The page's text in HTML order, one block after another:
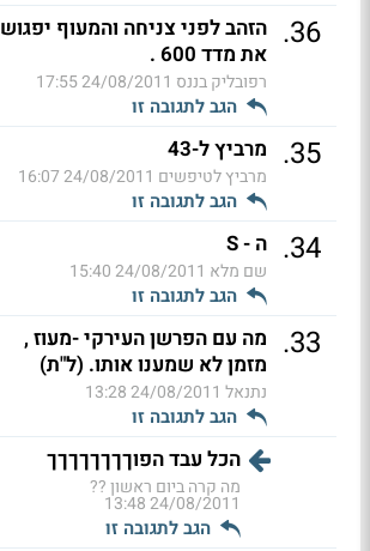
36
. הזהב לפני צניחה והמעוף יפגוש
את מדד 600 .
רפובליק בננס 24/08/2011 17:55
הגב לתגובה זו
35
. מרביץ ל-43
מרביץ לטיפשים 24/08/2011 16:07
הגב לתגובה זו
34
. ה - S
שם מלא 24/08/2011 15:40
הגב לתגובה זו
33
. מה עם הפרשן העירקי -מעוז ,
מזמן לא שמענו אותו. (ל"ת)
נתנאל 24/08/2011 13:28
הגב לתגובה זו
הכל עבד הפוךךךךךךךך
מה קרה ביום ראשון ??
24/08/2011 13:48
הגב לתגובה זו